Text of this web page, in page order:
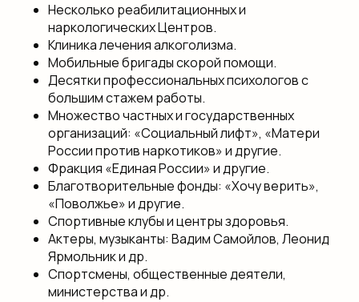
Несколько реабилитационных и
наркологических Центров.
Клиника лечения алкоголизма.
Мобильные бригады скорой помощи.
Десятки профессиональных психологов с
большим стажем работы.
Множество частных и государственных
организаций: «Социальный лифт», «Матери
России против наркотиков» и другие.
Фракция «Единая России» и другие.
Благотворительные фонды: «Хочу верить»,
«Поволжье» и другие.
Спортивные клубы и центры здоровья.
Актеры, музыканты: Вадим Самойлов, Леонид
Ярмольник и др.
Спортсмены, общественные деятели,
министерства и др.